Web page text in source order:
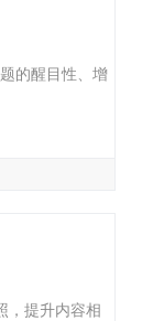
的醒目性、增
，提升内容相